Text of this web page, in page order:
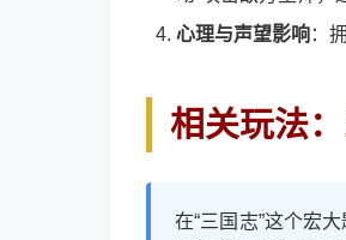
心理与声望影响：
相关玩法
在“三国志”这个宏